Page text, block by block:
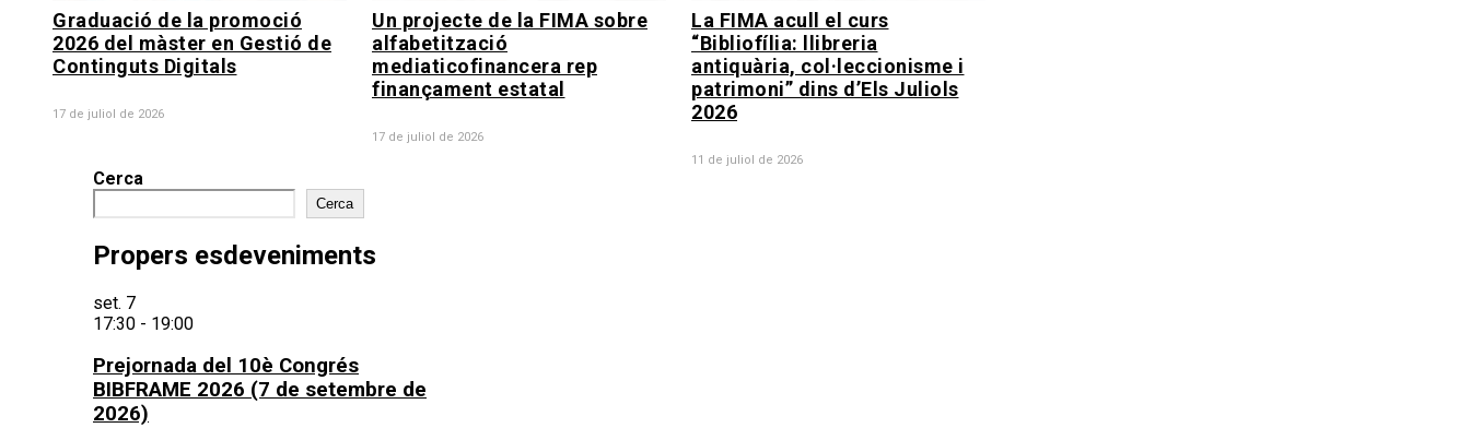
Graduació de la promoció
2026 del màster en Gestió de
Continguts Digitals
17 de juliol de 2026
Un projecte de la FIMA sobre
alfabetització
mediaticofinancera rep
finançament estatal
17 de juliol de 2026
La FIMA acull el curs
“Bibliofília: llibreria
antiquària, col·leccionisme i
patrimoni” dins d’Els Juliols
2026
11 de juliol de 2026
Cerca
Cerca
Propers esdeveniments
set. 7
17:30 - 19:00
Prejornada del 10è Congrés
BIBFRAME 2026 (7 de setembre de
2026)